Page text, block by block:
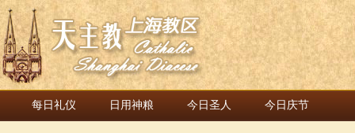
每日礼仪 日用神粮 今日圣人 今日庆节